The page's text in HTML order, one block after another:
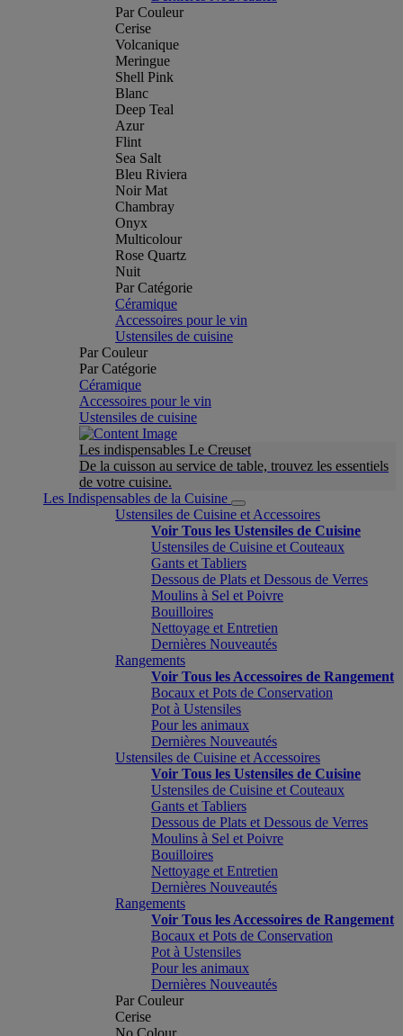
Par Couleur
Cerise
Volcanique
Meringue
Shell Pink
Blanc
Deep Teal
Azur
Flint
Sea Salt
Bleu Riviera
Noir Mat
Chambray
Onyx
Multicolour
Rose Quartz
Nuit
Par Catégorie
Céramique
Accessoires pour le vin
Ustensiles de cuisine
Par Couleur
Par Catégorie
Céramique
Accessoires pour le vin
Ustensiles de cuisine
Les indispensables Le Creuset
De la cuisson au service de table, trouvez les essentiels
de votre cuisine.
Les Indispensables de la Cuisine
Ustensiles de Cuisine et Accessoires
Voir Tous les Ustensiles de Cuisine
Ustensiles de Cuisine et Couteaux
Gants et Tabliers
Dessous de Plats et Dessous de Verres
Moulins à Sel et Poivre
Bouilloires
Nettoyage et Entretien
Dernières Nouveautés
Rangements
Voir Tous les Accessoires de Rangement
Bocaux et Pots de Conservation
Pot à Ustensiles
Pour les animaux
Dernières Nouveautés
Ustensiles de Cuisine et Accessoires
Voir Tous les Ustensiles de Cuisine
Ustensiles de Cuisine et Couteaux
Gants et Tabliers
Dessous de Plats et Dessous de Verres
Moulins à Sel et Poivre
Bouilloires
Nettoyage et Entretien
Dernières Nouveautés
Rangements
Voir Tous les Accessoires de Rangement
Bocaux et Pots de Conservation
Pot à Ustensiles
Pour les animaux
Dernières Nouveautés
Par Couleur
Cerise
No Colour